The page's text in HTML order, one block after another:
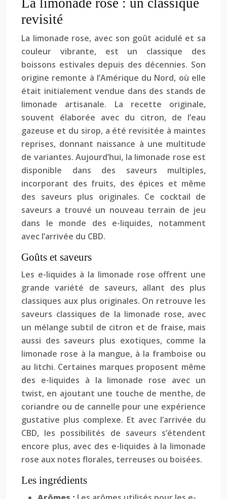
La limonade rose : un classique
revisité
La limonade rose, avec son goût acidulé et sa
couleur vibrante, est un classique des
boissons estivales depuis des décennies. Son
origine remonte à l’Amérique du Nord, où elle
était initialement vendue dans des stands de
limonade artisanale. La recette originale,
souvent élaborée avec du citron, de l’eau
gazeuse et du sirop, a été revisitée à maintes
reprises, donnant naissance à une multitude
de variantes. Aujourd’hui, la limonade rose est
disponible dans des saveurs multiples,
incorporant des fruits, des épices et même
des saveurs plus originales. Ce cocktail de
saveurs a trouvé un nouveau terrain de jeu
dans le monde des e-liquides, notamment
avec l’arrivée du CBD.
Goûts et saveurs
Les e-liquides à la limonade rose offrent une
grande variété de saveurs, allant des plus
classiques aux plus originales. On retrouve les
saveurs classiques de la limonade rose, avec
un mélange subtil de citron et de fraise, mais
aussi des saveurs plus exotiques, comme la
limonade rose à la mangue, à la framboise ou
au litchi. Certaines marques proposent même
des e-liquides à la limonade rose avec un
twist, en ajoutant une touche de menthe, de
coriandre ou de cannelle pour une expérience
gustative plus complexe. Et avec l’arrivée du
CBD, les possibilités de saveurs s’étendent
encore plus, avec des e-liquides à la limonade
rose aux notes florales, terreuses ou boisées.
Les ingrédients